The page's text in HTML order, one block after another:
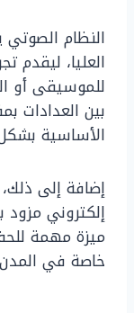
العليا، ليقدم
للموسيقى أو
الأساسية
إضافة إلى
ميزة مهمة
خاصة في المدن